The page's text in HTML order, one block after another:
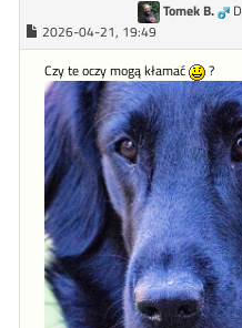
Tomek B.
2026-04-21, 19:49
Czy te oczy mogą kłamać
?